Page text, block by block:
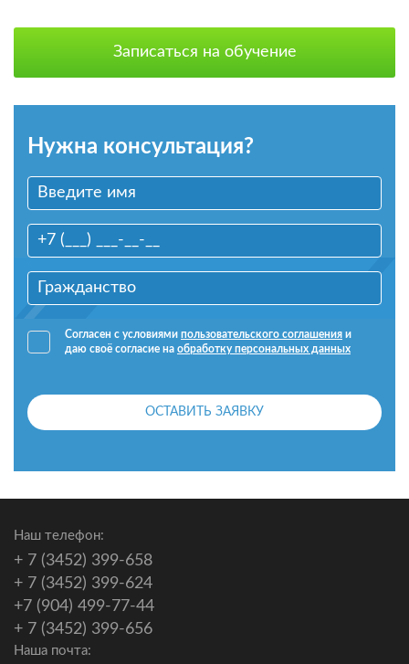
Записаться на обучение
Нужна консультация?
Согласен с условиями пользовательского соглашения и
даю своё согласие на обработку персональных данных
ОСТАВИТЬ ЗАЯВКУ
Наш телефон:
+ 7 (3452) 399-658
+ 7 (3452) 399-624
+7 (904) 499-77-44
+ 7 (3452) 399-656
Наша почта: